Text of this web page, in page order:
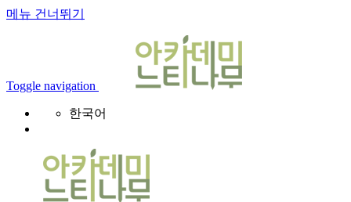
메뉴 건너뛰기
Toggle navigation
한국어